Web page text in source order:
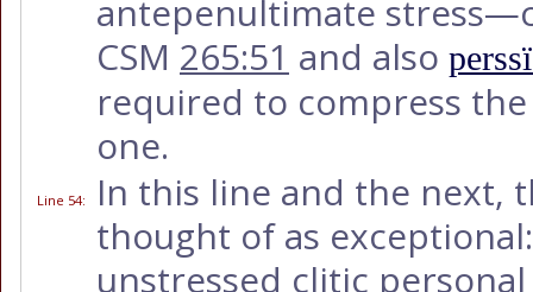
antepenultimate
CSM 265:51 and also
required to compress
one.
Line 54:
In this line and the next,
thought of as
unstressed clitic